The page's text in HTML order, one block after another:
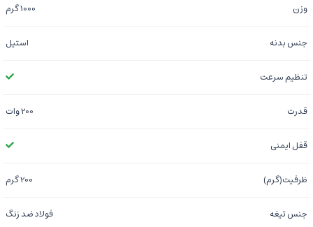
وزن 1000 گرم
جنس بدنه استیل
تنظیم سرعت
قدرت 200 وات
قفل ایمنی
ظرفیت(گرم) 200 گرم
جنس تیغه فولاد ضد زنگ